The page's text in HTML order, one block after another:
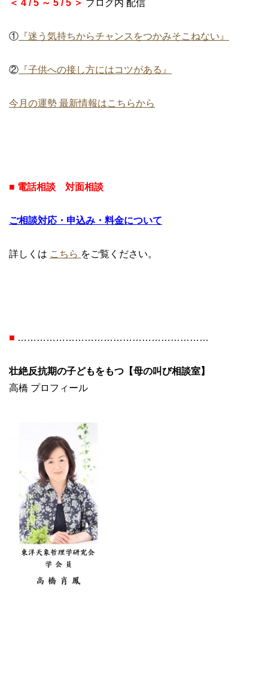
＜ 4 / 5 ～ 5 / 5 ＞ ブログ内 配信
① 『迷う気持ちからチャンスをつかみそこねない』
② 『子供への接し方にはコツがある』
今月の運勢 最新情報はこちらから
■ 電話相談 対面相談
ご相談対応・申込み・料金について
詳しくは こちら をご覧ください。
■ ……………………………………………………
壮絶反抗期の子どもをもつ【母の叫び相談室】
高橋 プロフィール